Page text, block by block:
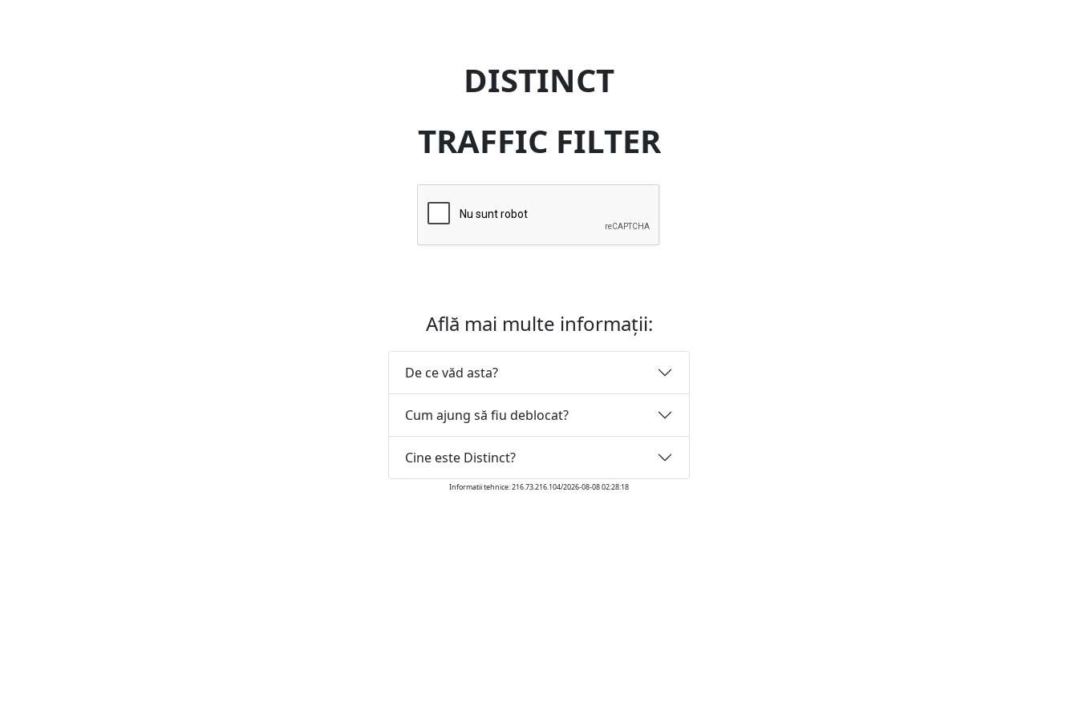
DISTINCT
TRAFFIC FILTER
Află mai multe informații:
De ce văd asta?
Cum ajung să fiu deblocat?
Cine este Distinct?
Informatii tehnice: 216.73.216.104/2026-08-08 02:28:18